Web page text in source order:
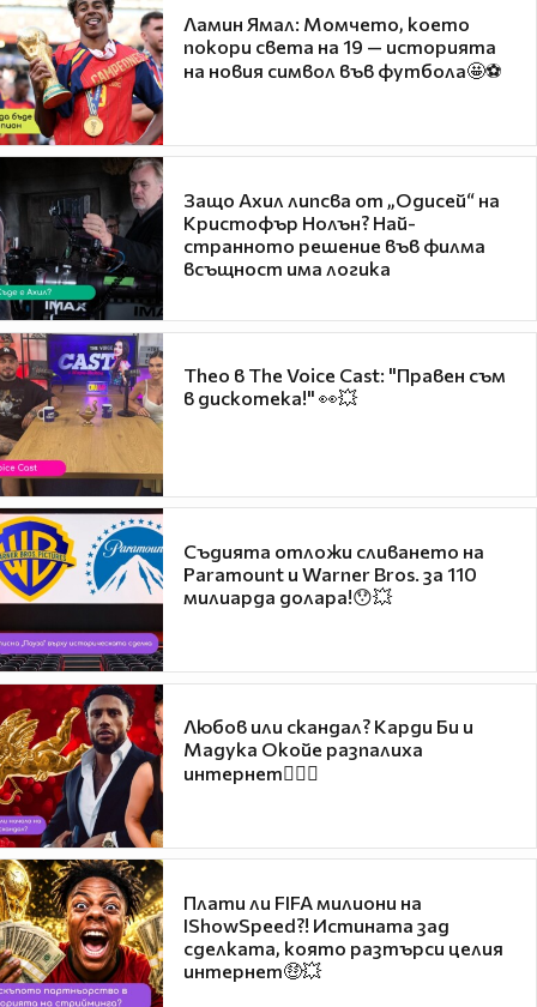
Ламин Ямал: Момчето, което
покори света на 19 — историята
на новия символ във футбола🤩⚽
Защо Ахил липсва от „Одисей“ на
Кристофър Нолън? Най-
странното решение във филма
всъщност има логика
Theo в The Voice Cast: "Правен съм
в дискотека!" 👀💥
Съдията отложи сливането на
Paramount и Warner Bros. за 110
милиарда долара!😯💥
Любов или скандал? Карди Би и
Мадука Окойе разпалиха
интернет❤️‍🔥🔥
Плати ли FIFA милиони на
IShowSpeed?! Истината зад
сделката, която разтърси целия
интернет🤑💥